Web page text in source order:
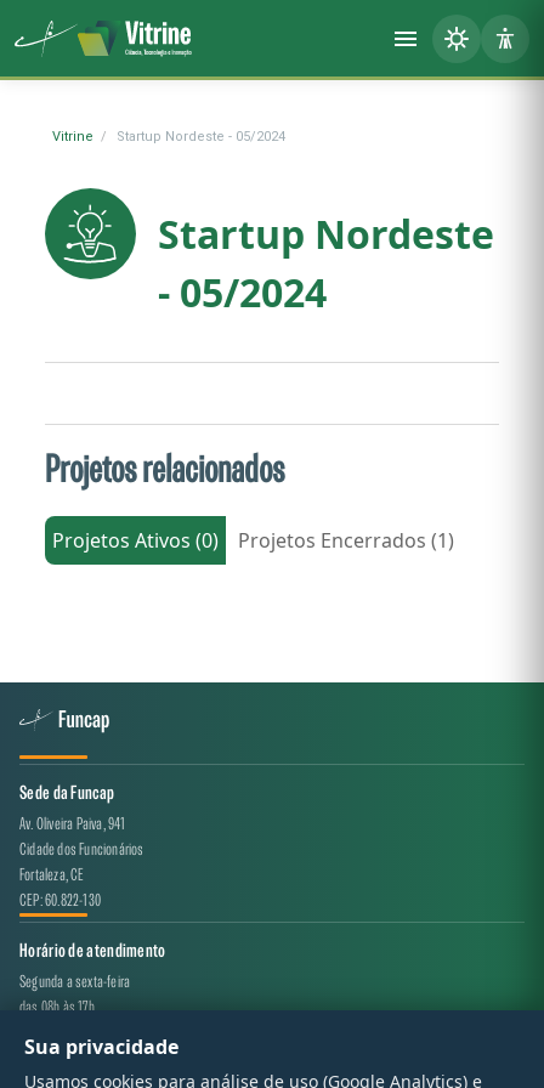
Vitrine Startup Nordeste - 05/2024
Startup Nordeste
- 05/2024
Projetos relacionados
Projetos Ativos (0) Projetos Encerrados (1)
Sede da Funcap
Av. Oliveira Paiva, 941
Cidade dos Funcionários
Fortaleza, CE
CEP: 60.822-130
Horário de atendimento
Segunda a sexta-feira
das 08h às 17h
Canal de atendimento
Sua privacidade
Usamos cookies para análise de uso (Google Analytics) e